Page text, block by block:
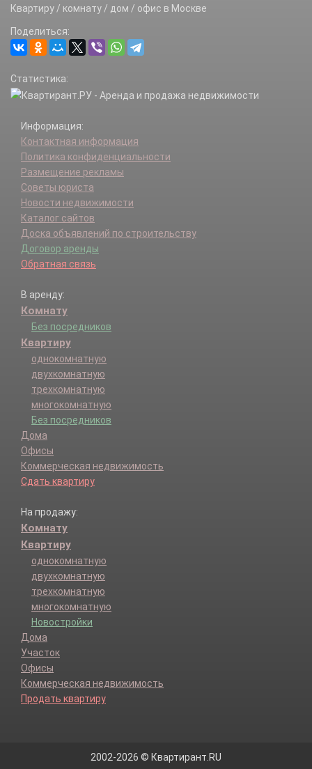
Квартиру / комнату / дом / офис в Москве
Поделиться:
Статистика:
Информация:
Контактная информация
Политика конфиденциальности
Размещение рекламы
Советы юриста
Новости недвижимости
Каталог сайтов
Доска объявлений по строительству
Договор аренды
Обратная связь
В аренду:
Комнату
Без посредников
Квартиру
однокомнатную
двухкомнатную
трехкомнатную
многокомнатную
Без посредников
Дома
Офисы
Коммерческая недвижимость
Сдать квартиру
На продажу:
Комнату
Квартиру
однокомнатную
двухкомнатную
трехкомнатную
многокомнатную
Новостройки
Дома
Участок
Офисы
Коммерческая недвижимость
Продать квартиру
2002-2026 © Квартирант.RU